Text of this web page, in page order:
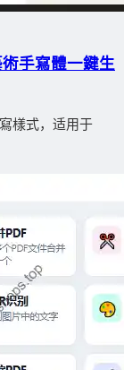
手寫體一鍵生
樣式，适用于